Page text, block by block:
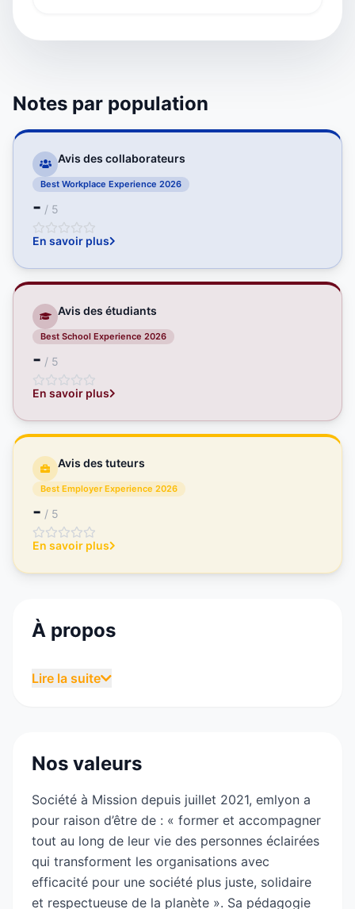
Notes par population
Avis des collaborateurs
Best Workplace Experience 2026
- / 5
En savoir plus
Avis des étudiants
Best School Experience 2026
- / 5
En savoir plus
Avis des tuteurs
Best Employer Experience 2026
- / 5
En savoir plus
À propos
école de management qui accueille 9 050
L’École s'appuie sur une Faculté de 166
professeures et professeurs-chercheurs
internationaux et un réseau de 190 partenaires
académiques à travers le globe, pour proposer
des parcours d’apprentissage d’excellence et
ouverts sur le monde. Elle compte une
communauté de 41 700 diplômées et diplômés
Lire la suite
Nos valeurs
Société à Mission depuis juillet 2021, emlyon a
pour raison d’être de : « former et accompagner
tout au long de leur vie des personnes éclairées
qui transforment les organisations avec
efficacité pour une société plus juste, solidaire
et respectueuse de la planète ». Sa pédagogie